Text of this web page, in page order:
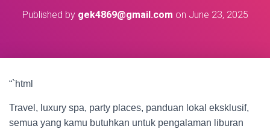
Published by gek4869@gmail.com on June 23, 2025
“`html
Travel, luxury spa, party places, panduan lokal eksklusif,
semua yang kamu butuhkan untuk pengalaman liburan